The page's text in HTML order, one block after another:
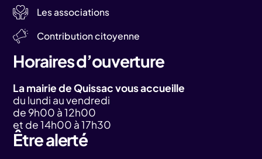
Les associations
Contribution citoyenne
Horaires d’ouverture
La mairie de Quissac vous accueille
du lundi au vendredi
de 9h00 à 12h00
et de 14h00 à 17h30
Être alerté